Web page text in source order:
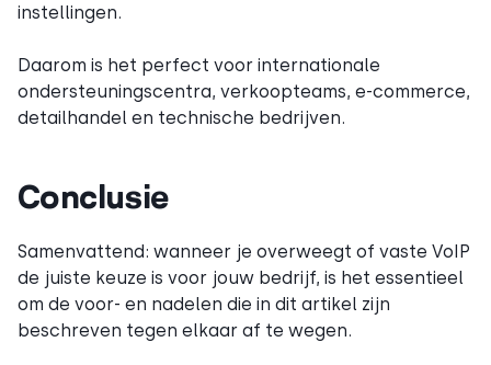
instellingen.
Daarom is het perfect voor internationale
ondersteuningscentra, verkoopteams, e-commerce,
detailhandel en technische bedrijven.
Conclusie
Samenvattend: wanneer je overweegt of vaste VoIP
de juiste keuze is voor jouw bedrijf, is het essentieel
om de voor- en nadelen die in dit artikel zijn
beschreven tegen elkaar af te wegen.